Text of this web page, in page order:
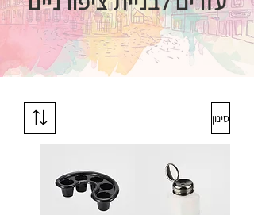
סינון